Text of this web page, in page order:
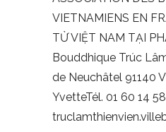
VIETNAMIENS EN
TỬ VIỆT NAM TẠI
Bouddhique Trúc
de Neuchâtel 91140
YvetteTél. 01 60 14